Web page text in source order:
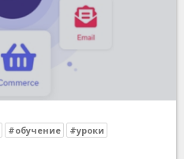
#обучение #уроки